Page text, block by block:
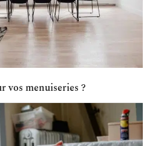
vos menuiseries ?